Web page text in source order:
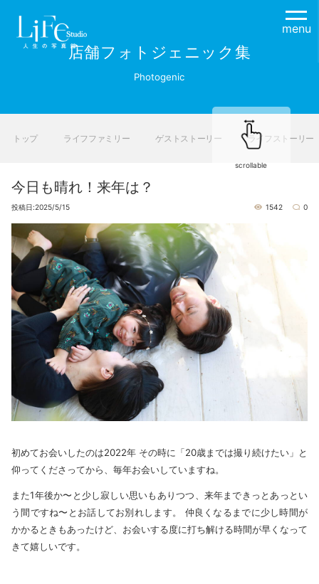
menu
店舗フォトジェニック集
Photogenic
トップ ライフファミリー ゲストストーリー ライフストーリー
scrollable
今日も晴れ！来年は？
投稿日:2025/5/15 1542 0
初めてお会いしたのは2022年 その時に「20歳までは撮り続けたい」と
仰ってくださってから、毎年お会いしていますね。
また1年後か〜と少し寂しい思いもありつつ、来年まできっとあっとい
う間ですね〜とお話してお別れします。 仲良くなるまでに少し時間が
かかるときもあったけど、お会いする度に打ち解ける時間が早くなって
きて嬉しいです。